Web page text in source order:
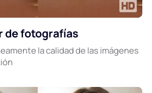
de fotografías
la calidad de las imágenes